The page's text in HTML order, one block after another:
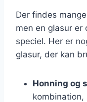
Der findes
men en glasur
speciel. Her er
glasur, der kan
Honning og